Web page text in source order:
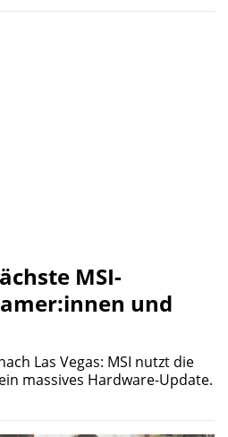
MSI-
und
Las Vegas: MSI nutzt die
massives Hardware-Update.